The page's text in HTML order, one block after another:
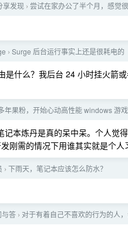
享发现 › 尝试在家办公了半个月，感觉很
› Surge 后台运行事实上还是很耗电的
是什么？我后台 24 小时挂火箭
年果粉，开始心动高性能 windows 游
记本炼丹是真的呆中呆。个人觉
刚需的情况下用谁其实就是个人
› 下雨天，笔记本应该怎么防水？
与答 › 对于有着自己不喜欢的行为的人